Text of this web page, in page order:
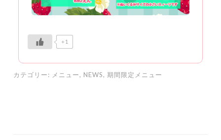
+1
カテゴリー: メニュー, NEWS, 期間限定メニュー